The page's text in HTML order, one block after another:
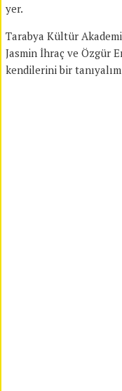
yer.
Tarabya Kültür
Jasmin İhraç ve Özgür
kendilerini bir